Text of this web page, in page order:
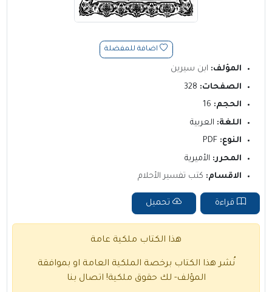
اضافة للمفضلة
المؤلف: ابن سيرين
الصفحات:
الحجم:
اللغة: العربية
النوع:
المحرر: الأميرية
الاقسام: كتب تفسير الأحلام
قراءة تحميل
هذا الكتاب ملكية عامة
نُشر هذا الكتاب برخصة الملكية العامة او بموافقة
المؤلف- لك حقوق ملكية! اتصال بنا